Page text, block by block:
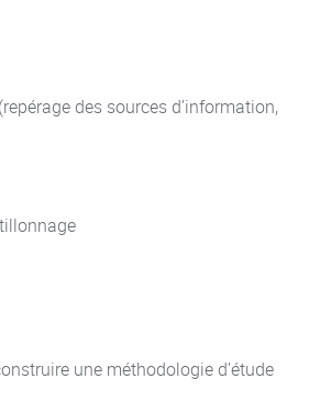
des sources d’information,
une méthodologie d’étude